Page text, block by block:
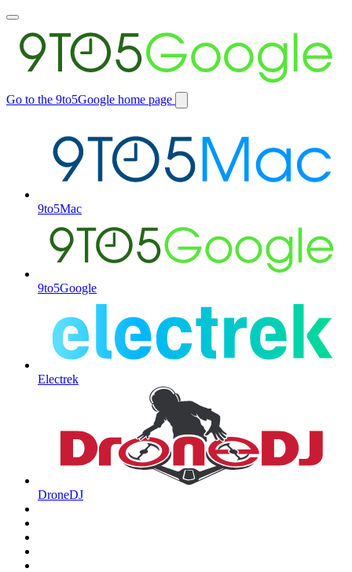
Toggle
main
menu
Go to the 9to5Google home page
Switch
9to5Mac
9to5Google
Electrek
DroneDJ